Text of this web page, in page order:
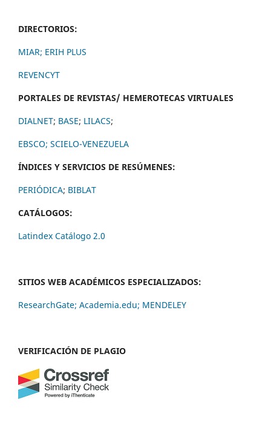
DIRECTORIOS:
MIAR; ERIH PLUS
REVENCYT
PORTALES DE REVISTAS/ HEMEROTECAS VIRTUALES
DIALNET; BASE; LILACS;
EBSCO; SCIELO-VENEZUELA
ÍNDICES Y SERVICIOS DE RESÚMENES:
PERIÓDICA; BIBLAT
CATÁLOGOS:
Latindex Catálogo 2.0
SITIOS WEB ACADÉMICOS ESPECIALIZADOS:
ResearchGate; Academia.edu; MENDELEY
VERIFICACIÓN DE PLAGIO